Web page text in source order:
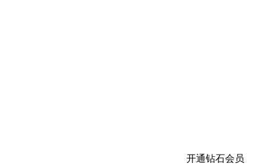
开通钻石会员